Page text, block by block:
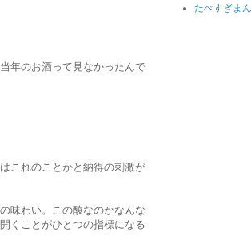
年のお酒って見なかったんで
これのことかと納得の刺激が
味わい。この酸なのかなんな
くことがひとつの指標になる
たべすぎま